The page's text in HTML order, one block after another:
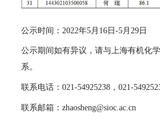
公示时间： 2022年5 月 16日-5 月 29日
公示期间如有异议，请与上海有机化
系。
联系电话： 021-54925238 ， 021-
联系邮箱： zhaosheng@sioc.ac.cn